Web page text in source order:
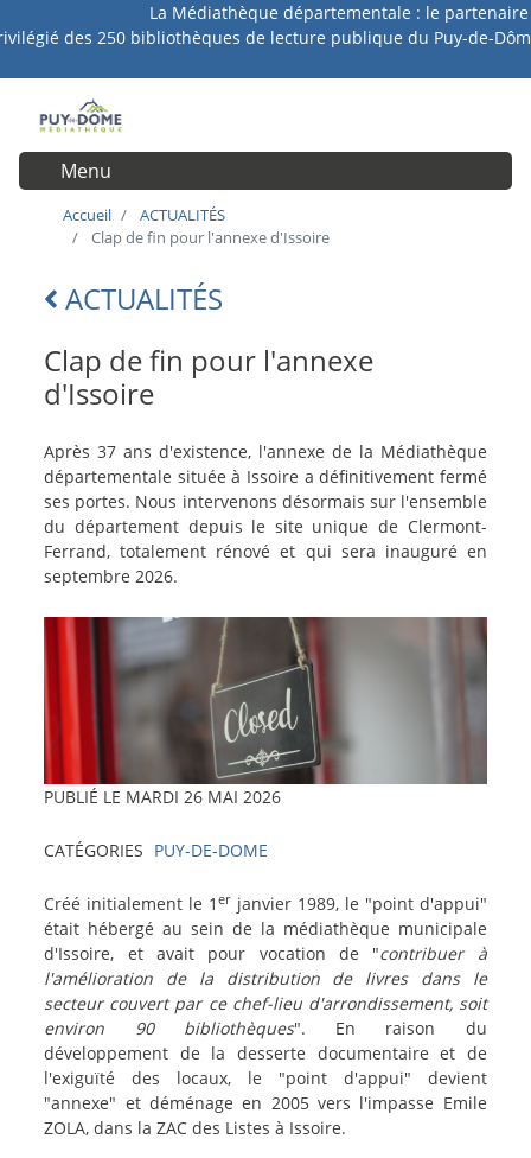
Aller
au
La Médiathèque départementale : le partenaire
des 250 bibliothèques de lecture publique du Puy-de-
User account menu
Menu
Accueil
ACTUALITÉS
Clap de fin pour l'annexe d'Issoire
LienACTUALITÉS
Clap de fin pour l'annexe
d'Issoire
intro-
actu
Après 37 ans d'existence, l'annexe de la Médiathèque
départementale située à Issoire a définitivement fermé
ses portes. Nous intervenons désormais sur l'ensemble
du département depuis le site unique de Clermont-
Ferrand, totalement rénové et qui sera inauguré en
septembre 2026.
Image
PUBLIÉ LE MARDI 26 MAI 2026
CATÉGORIES PUY-DE-DOME
texte-
actu
Créé initialement le 1erjanvier 1989, le "point d'appui"
était hébergé au sein de la médiathèque municipale
d'Issoire, et avait pour vocation de "contribuer à
l'amélioration de la distribution de livres dans le
secteur couvert par ce chef-lieu d'arrondissement, soit
environ 90 bibliothèques". En raison du
développement de la desserte documentaire et de
l'exiguïté des locaux, le "point d'appui" devient
"annexe" et déménage en 2005 vers l'impasse Emile
ZOLA, dans la ZAC des Listes à Issoire.